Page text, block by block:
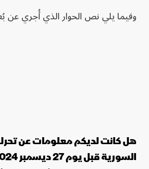
وفيما يلي نص الحوار الذي أُجري عن
هل كانت لديكم معلومات عن